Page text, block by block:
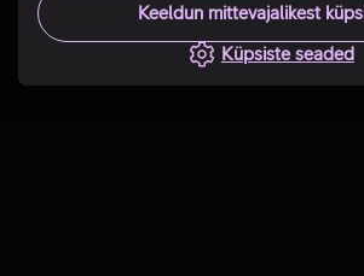
Keeldun mittevajalikest
Küpsiste seaded